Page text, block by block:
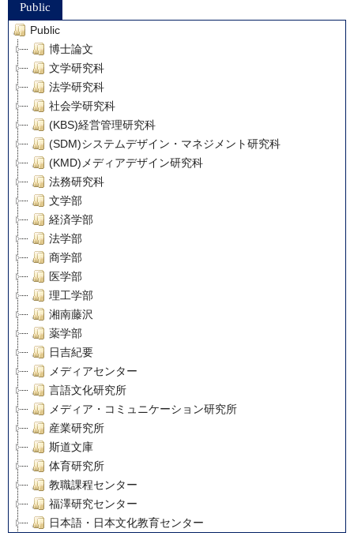
Public
Public
博士論文
文学研究科
法学研究科
社会学研究科
(KBS)経営管理研究科
(SDM)システムデザイン・マネジメント研究科
(KMD)メディアデザイン研究科
法務研究科
文学部
経済学部
法学部
商学部
医学部
理工学部
湘南藤沢
薬学部
日吉紀要
メディアセンター
言語文化研究所
メディア・コミュニケーション研究所
産業研究所
斯道文庫
体育研究所
教職課程センター
福澤研究センター
日本語・日本文化教育センター